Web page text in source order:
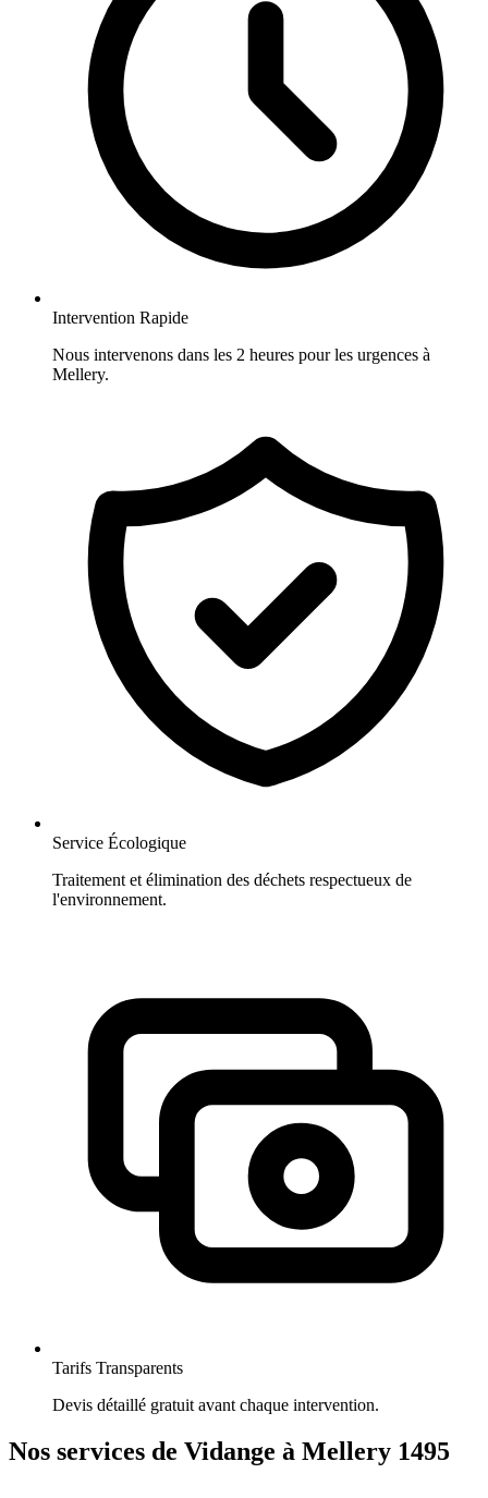
Intervention Rapide
Nous intervenons dans les 2 heures pour les urgences à
Mellery.
Service Écologique
Traitement et élimination des déchets respectueux de
l'environnement.
Tarifs Transparents
Devis détaillé gratuit avant chaque intervention.
Nos services de Vidange à Mellery 1495